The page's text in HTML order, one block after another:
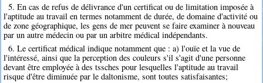
5. En cas de refus de délivrance d'un certificat ou de limitation imposée à
l'aptitude au travail en termes notamment de durée, de domaine d'activité ou
de zone géographique, les gens de mer peuvent se faire examiner à nouveau
par un autre médecin ou par un arbitre médical indépendants.
6. Le certificat médical indique notamment que : a) l'ouïe et la vue de
l'intéressé, ainsi que la perception des couleurs s'il s'agit d'une personne
devant être employée à des tssches pour lesquelles l'aptitude au travail
risque d'être diminuée par le daltonisme, sont toutes satisfaisantes;